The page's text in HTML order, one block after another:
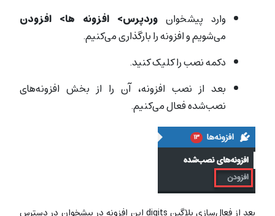
وارد پیشخوان وردپرس> افزونه ها> افزودن
می‌شویم و افزونه را بارگذاری می‌کنیم.
دکمه نصب را کلیک کنید.
بعد از نصب افزونه، آن را از بخش افزونه‌های
نصب‌شده فعال می‌کنیم.